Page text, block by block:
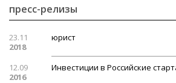
пресс-релизы
23.11
2018
юрист
12.09
2016
Инвестиции в Российские